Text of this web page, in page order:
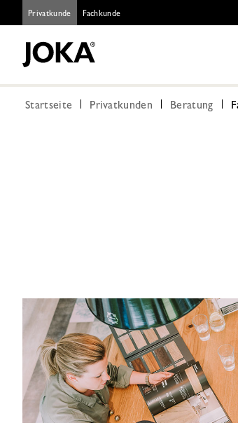
Privatkunde Fachkunde
Startseite Privatkunden Beratung